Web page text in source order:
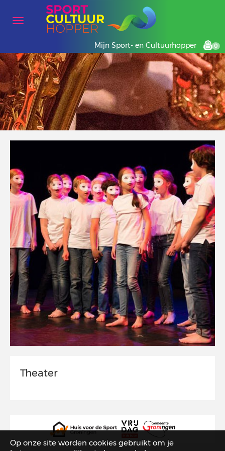
Op onze site worden cookies gebruikt om je
Mijn Sport- en Cultuurhopper 0
Theater